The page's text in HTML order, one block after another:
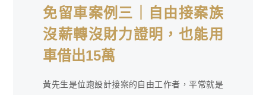
免留車案例三｜自由接案族
沒薪轉沒財力證明，也能用
車借出15萬
黃先生是位跑設計接案的自由工作者，平常就是